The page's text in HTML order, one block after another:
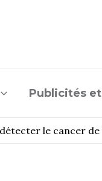
Publicités
le cancer